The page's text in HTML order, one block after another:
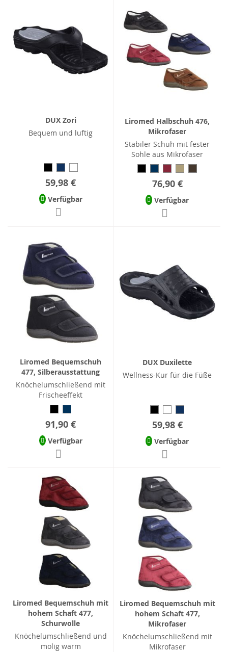
DUX Zori
Bequem und luftig
59,98 €
Verfügbar
Liromed Halbschuh 476,
Mikrofaser
Stabiler Schuh mit fester
Sohle aus Mikrofaser
76,90 €
Verfügbar
Liromed Bequemschuh
477, Silberausstattung
Knöchelumschließend mit
Frischeeffekt
91,90 €
Verfügbar
DUX Duxilette
Wellness-Kur für die Füße
59,98 €
Verfügbar
Liromed Bequemschuh mit
hohem Schaft 477,
Schurwolle
Knöchelumschließend und
molig warm
Liromed Bequemschuh mit
hohem Schaft 477,
Mikrofaser
Knöchelumschließend mit
Mikrofaser